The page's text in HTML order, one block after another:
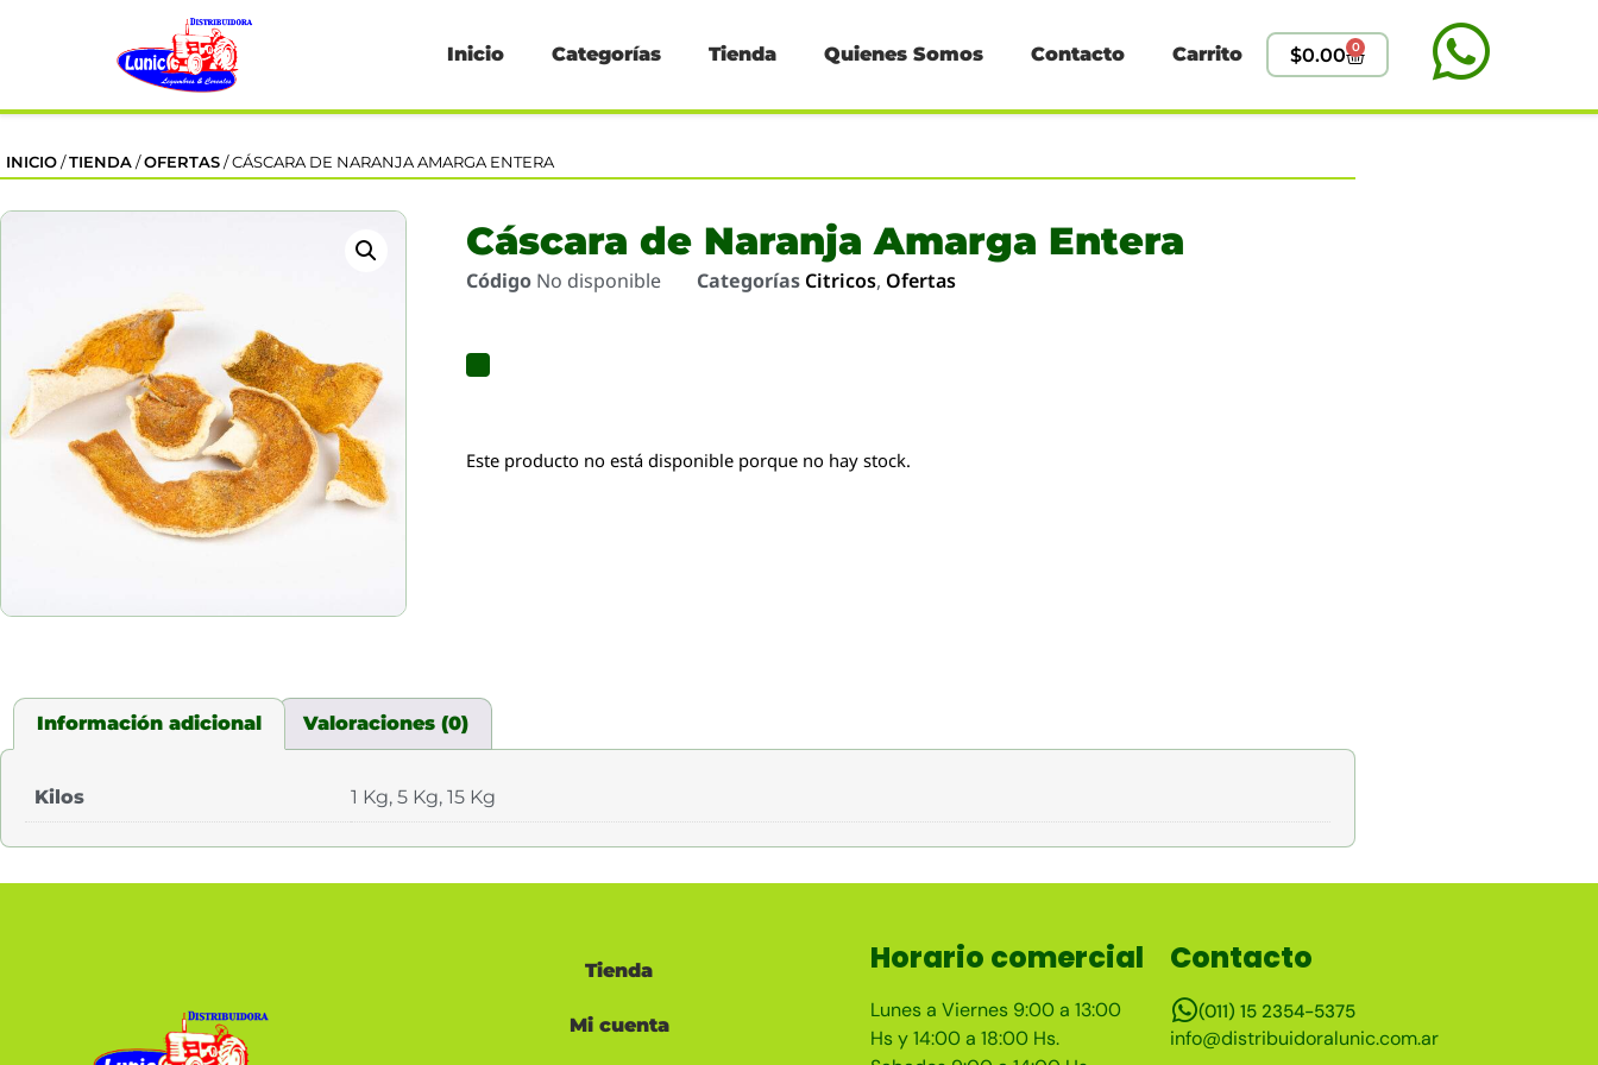
Inicio Categorías Tienda Quienes Somos Contacto Carrito $0.00 0
INICIO /TIENDA /OFERTAS / CÁSCARA DE NARANJA AMARGA ENTERA
Cáscara de Naranja Amarga Entera
Código No disponible Categorías Citricos, Ofertas
Este producto no está disponible porque no hay stock.
Información adicional Valoraciones (0)
Kilos 1 Kg, 5 Kg, 15 Kg
Tienda
Mi cuenta
Horario comercial
Lunes a Viernes 9:00 a 13:00
Hs y 14:00 a 18:00 Hs.
Contacto
(011) 15 2354-5375
info@distribuidoralunic.com.ar